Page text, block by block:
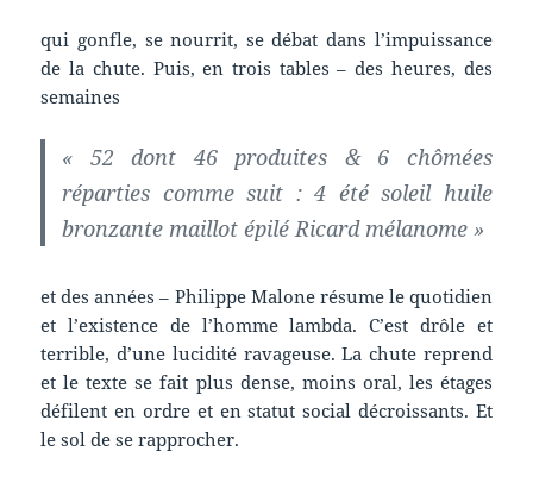
qui gonfle, se nourrit, se débat dans l’impuissance
de la chute. Puis, en trois tables – des heures, des
semaines
« 52 dont 46 produites & 6 chômées
réparties comme suit : 4 été soleil huile
bronzante maillot épilé Ricard mélanome »
et des années – Philippe Malone résume le quotidien
et l’existence de l’homme lambda. C’est drôle et
terrible, d’une lucidité ravageuse. La chute reprend
et le texte se fait plus dense, moins oral, les étages
défilent en ordre et en statut social décroissants. Et
le sol de se rapprocher.